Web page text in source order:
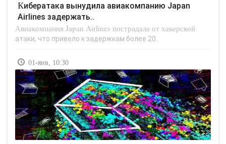
Кибератака вынудила авиакомпанию Japan
Airlines задержать..
Авиакомпания Japan Airlines пострадала от хакерской
атаки, что привело к задержкам более 20..
01-янв, 10:30